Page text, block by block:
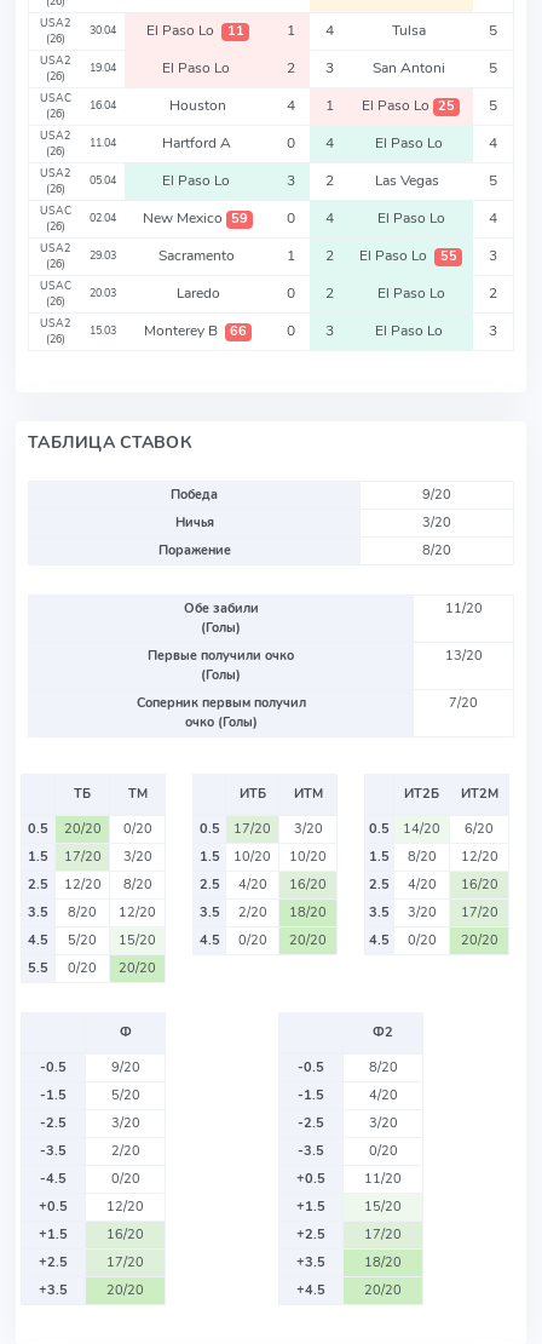
USA2
(26)
30.04 El Paso Lo 11 1 4 Tulsa 5
USA2
(26)
19.04 El Paso Lo 2 3 San Antoni 5
USAC
(26)
16.04 Houston 4 1 El Paso Lo 25 5
USA2
(26)
11.04 Hartford A 0 4 El Paso Lo 4
USA2
(26)
05.04 El Paso Lo 3 2 Las Vegas 5
USAC
(26)
02.04 New Mexico 59 0 4 El Paso Lo 4
USA2
(26)
29.03 Sacramento 1 2 El Paso Lo 55 3
USAC
(26)
20.03 Laredo 0 2 El Paso Lo 2
USA2
(26)
15.03 Monterey B 66 0 3 El Paso Lo 3
ТАБЛИЦА СТАВОК
Победа
9/20
Ничья
3/20
Поражение
8/20
Обе забили
(Голы)
11/20
Первые получили очко
(Голы)
13/20
Соперник первым получил
очко (Голы)
7/20
ТБ
ТМ
0.5
20/20
0/20
1.5
17/20
3/20
2.5
12/20
8/20
3.5
8/20
12/20
4.5
5/20
15/20
5.5
0/20 20/20
ИТБ
ИТМ
0.5
17/20
3/20
1.5
10/20
10/20
2.5
4/20
16/20
3.5
2/20
18/20
4.5
0/20 20/20
ИТ2Б
ИТ2М
0.5
14/20
6/20
1.5
8/20
12/20
2.5
4/20
16/20
3.5
3/20
17/20
4.5
0/20 20/20
Ф
-0.5
9/20
-1.5
5/20
-2.5
3/20
-3.5
2/20
-4.5
0/20
+0.5
12/20
+1.5
16/20
+2.5
17/20
+3.5
20/20
Ф2
-0.5
8/20
-1.5
4/20
-2.5
3/20
-3.5
0/20
+0.5
11/20
+1.5
15/20
+2.5
17/20
+3.5
18/20
+4.5
20/20